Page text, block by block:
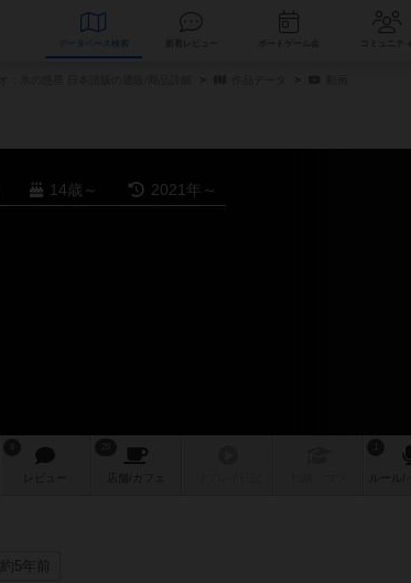
データベース
14歳～ 2021年～
レビュー 店舗/ カフェ
約5年前